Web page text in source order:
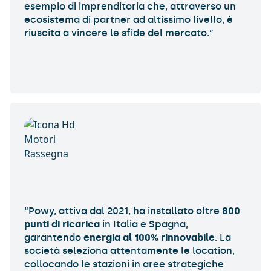
esempio di imprenditoria che, attraverso un
ecosistema di partner ad altissimo livello, è
riuscita a vincere le sfide del mercato.”
“Powy, attiva dal 2021, ha installato oltre 800
punti di ricarica in Italia e Spagna,
garantendo energia al 100% rinnovabile. La
società seleziona attentamente le location,
collocando le stazioni in aree strategiche